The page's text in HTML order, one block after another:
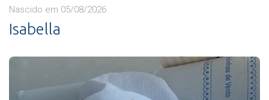
Nascido em 05/08/2026
Isabella